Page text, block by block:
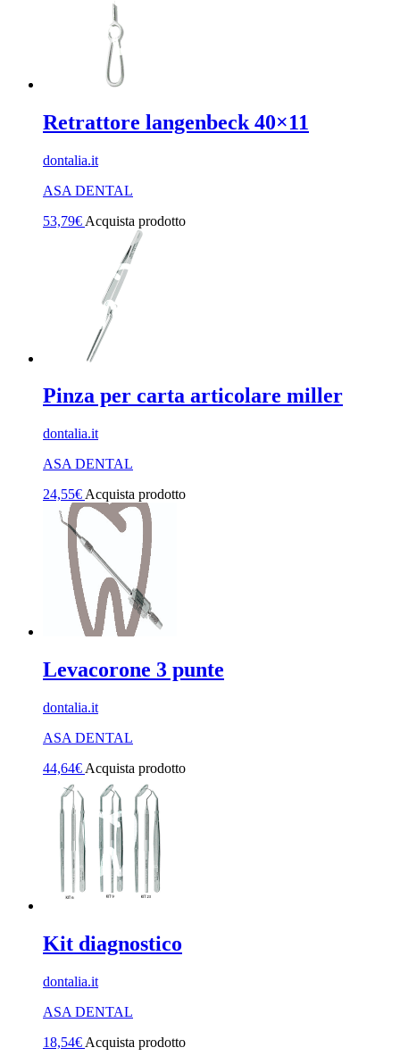
Retrattore langenbeck 40×11
dontalia.it
ASA DENTAL
53,79€ Acquista prodotto
Pinza per carta articolare miller
dontalia.it
ASA DENTAL
24,55€ Acquista prodotto
Levacorone 3 punte
dontalia.it
ASA DENTAL
44,64€ Acquista prodotto
Kit diagnostico
dontalia.it
ASA DENTAL
18,54€ Acquista prodotto